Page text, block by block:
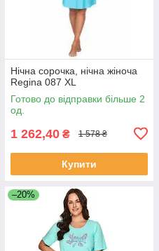
Нічна сорочка, нічна жіноча
Regina 087 XL
Готово до відправки більше 2
од.
1 262,40 ₴ 1 578 ₴
Купити
–20%